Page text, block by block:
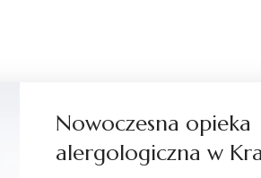
Nowoczesna opieka
alergologiczna w